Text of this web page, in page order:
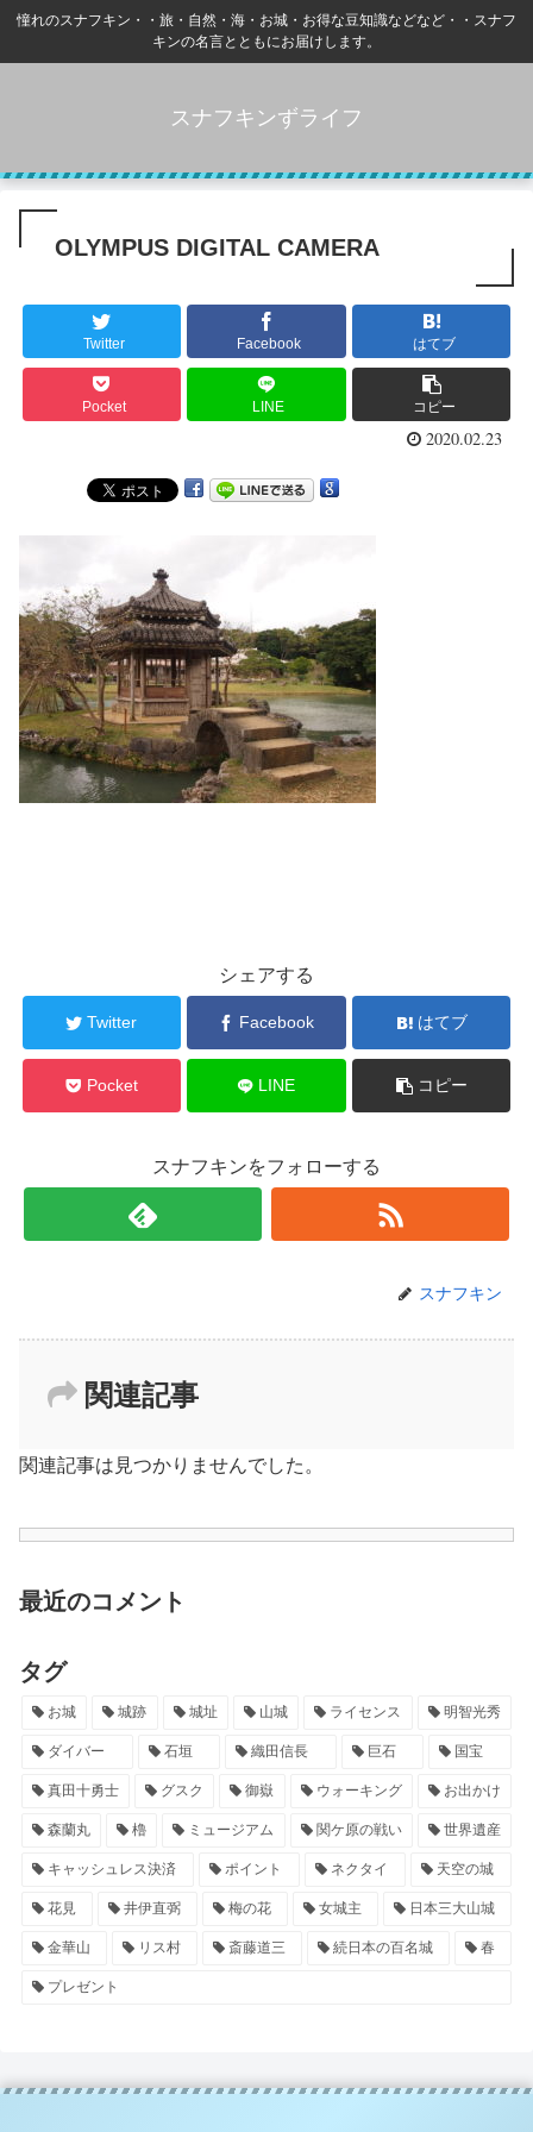
憧れのスナフキン・・旅・自然・海・お城・お得な豆知識などなど・・スナフ
キンの名言とともにお届けします。
スナフキンずライフ
OLYMPUS DIGITAL CAMERA
Twitter Facebook はてブ
Pocket LINE コピー
2020.02.23
シェアする
Twitter Facebook はてブ
Pocket LINE コピー
スナフキンをフォローする
スナフキン
関連記事
関連記事は見つかりませんでした。
最近のコメント
タグ
お城 城跡 城址 山城 ライセンス 明智光秀
ダイバー 石垣 織田信長 巨石 国宝
真田十勇士 グスク 御嶽 ウォーキング お出かけ
森蘭丸 櫓 ミュージアム 関ケ原の戦い 世界遺産
キャッシュレス決済 ポイント ネクタイ 天空の城
花見 井伊直弼 梅の花 女城主 日本三大山城
金華山 リス村 斎藤道三 続日本の百名城 春
プレゼント